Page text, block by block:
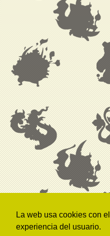
La web usa cookies con
experiencia del usuario.